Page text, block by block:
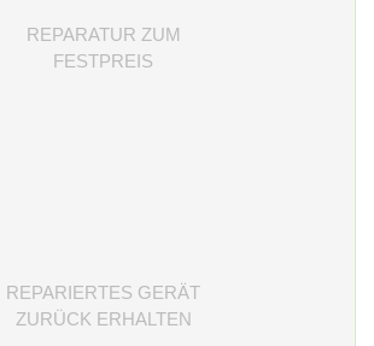
REPARATUR ZUM
FESTPREIS
REPARIERTES GERÄT
ZURÜCK ERHALTEN